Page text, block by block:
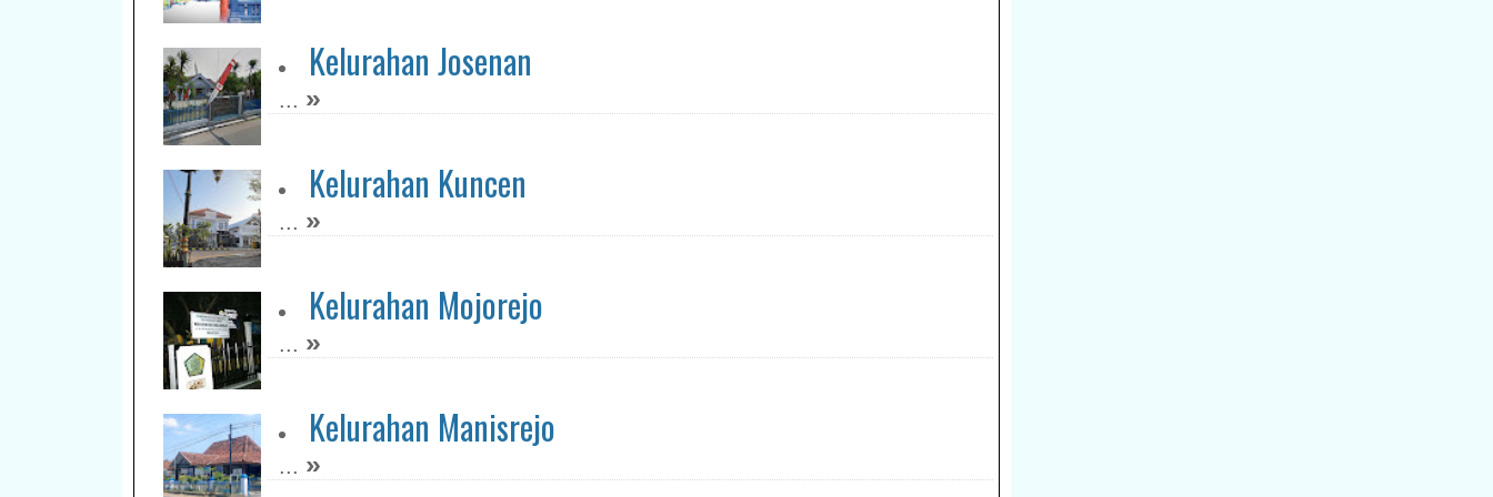
Kelurahan Josenan
... »
Kelurahan Kuncen
... »
Kelurahan Mojorejo
... »
Kelurahan Manisrejo
... »